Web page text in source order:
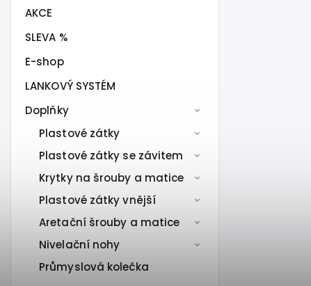
AKCE
SLEVA %
E-shop
LANKOVÝ SYSTÉM
Doplňky
Plastové zátky
Plastové zátky se závitem
Krytky na šrouby a matice
Plastové zátky vnější
Aretační šrouby a matice
Nivelační nohy
Průmyslová kolečka